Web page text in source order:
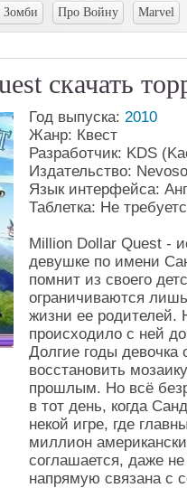
Зомби Про Войну Marvel
скачать
Год выпуска: 2010
Жанр: Квест
Разработчик: KDS
Издательство:
Язык интерфейса:
Таблетка: Не
Million Dollar Quest -
девушке по имени
помнит из своего
ограничиваются
жизни ее родителей.
происходило с ней
Долгие годы девочка
восстановить
прошлым. Но всё
в тот день, когда
некой игре, где
миллион
соглашается, даже
напрямую связана с